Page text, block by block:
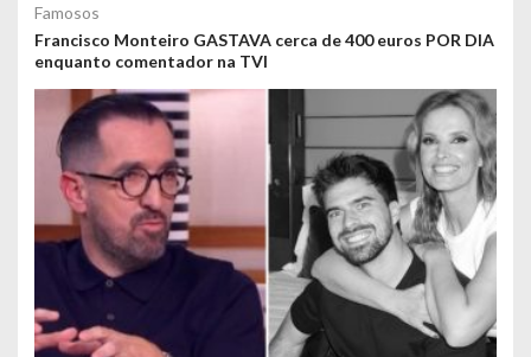
Famosos
Francisco Monteiro GASTAVA cerca de 400 euros POR DIA
enquanto comentador na TVI